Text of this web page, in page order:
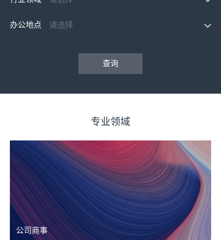
办公地点
查询
专业领域
知识产权